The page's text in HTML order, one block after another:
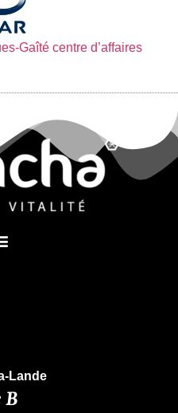
Gaîté centre d’affaires
Lande
B